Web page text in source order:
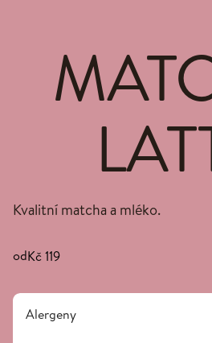
Kvalitní matcha a mléko.
odKč 119
Alergeny